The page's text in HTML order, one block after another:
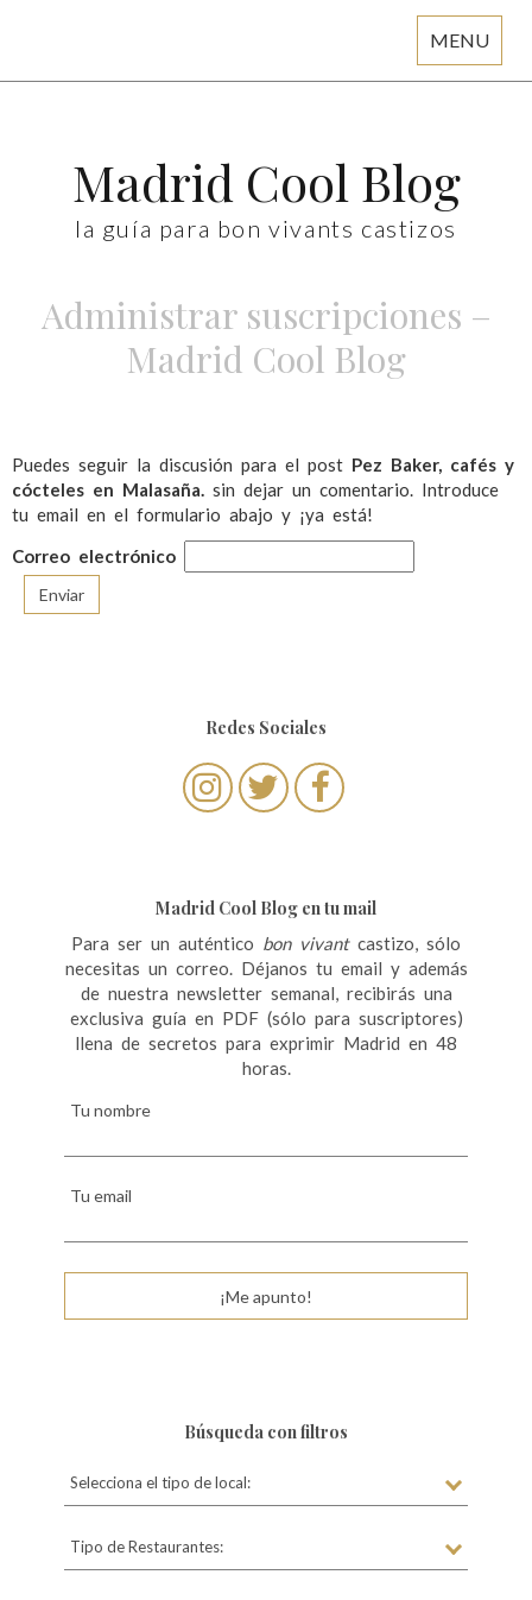
MENU
Madrid Cool Blog
la guía para bon vivants castizos
Administrar suscripciones –
Madrid Cool Blog
Puedes seguir la discusión para el post Pez Baker, cafés y
cócteles en Malasaña. sin dejar un comentario. Introduce
tu email en el formulario abajo y ¡ya está!
Correo electrónico
Redes Sociales
Madrid Cool Blog en tu mail
Para ser un auténtico bon vivantcastizo, sólo
necesitas un correo. Déjanos tu email y además
de nuestra newsletter semanal, recibirás una
exclusiva guía en PDF (sólo para suscriptores)
llena de secretos para exprimir Madrid en 48
horas.
Tu nombre
Tu email
¡Me apunto!
Búsqueda con filtros
Selecciona el tipo de local:
Tipo de Restaurantes: